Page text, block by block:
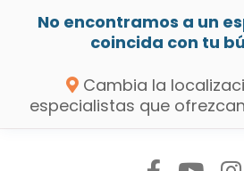
No encontramos a un
coincida con tu
Cambia la
especialistas que